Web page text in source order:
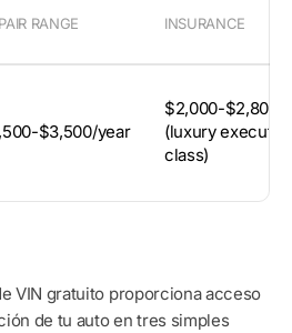
RANGE INSURANCE
$3,500/year
$2,000-$2,800/
(luxury
class)
VIN gratuito proporciona acceso
de tu auto en tres simples